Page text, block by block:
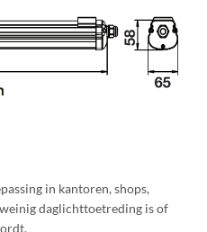
in kantoren, shops,
daglichttoetreding is of